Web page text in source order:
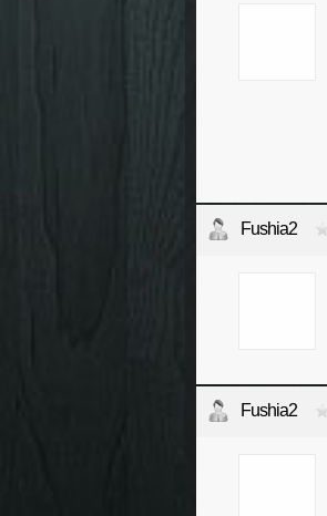
Fushia2
Fushia2